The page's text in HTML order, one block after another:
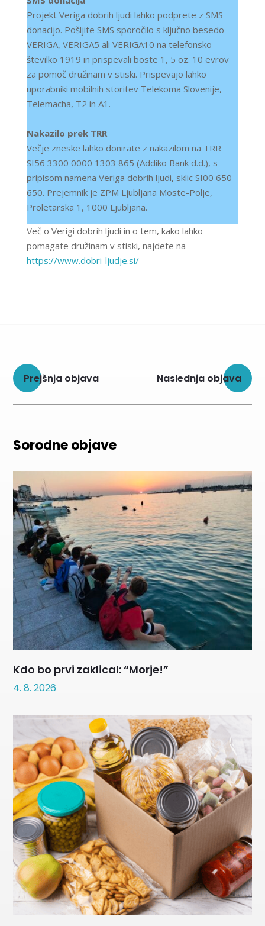
Projekt Veriga dobrih ljudi lahko podprete z SMS
donacijo. Pošljite SMS sporočilo s ključno besedo
VERIGA, VERIGA5 ali VERIGA10 na telefonsko
številko 1919 in prispevali boste 1, 5 oz. 10 evrov
za pomoč družinam v stiski. Prispevajo lahko
uporabniki mobilnih storitev Telekoma Slovenije,
Telemacha, T2 in A1.
Nakazilo prek TRR
Večje zneske lahko donirate z nakazilom na TRR
SI56 3300 0000 1303 865 (Addiko Bank d.d.), s
pripisom namena Veriga dobrih ljudi, sklic SI00 650-
650. Prejemnik je ZPM Ljubljana Moste-Polje,
Proletarska 1, 1000 Ljubljana.
Več o Verigi dobrih ljudi in o tem, kako lahko
pomagate družinam v stiski, najdete na
https://www.dobri-ljudje.si/
Prejšnja objava Naslednja objava
Sorodne objave
Kdo bo prvi zaklical: “Morje!”
4. 8. 2026